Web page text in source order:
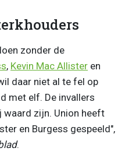
zonder de
, Kevin Mac Allister en
daar niet al te fel op
met elf. De invallers
waard zijn. Union heeft
en Burgess gespeeld",
.